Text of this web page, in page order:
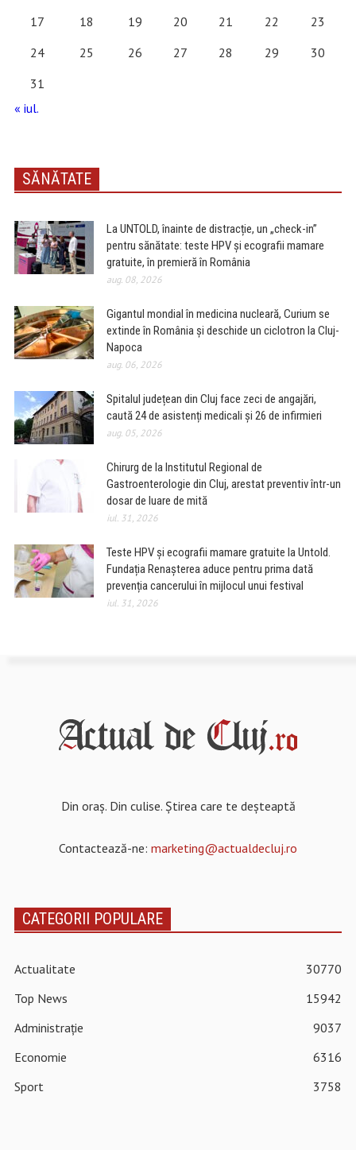
17
18 19 20 21 22
23
24
25 26 27 28 29
30
31
« iul.
SĂNĂTATE
La UNTOLD, înainte de distracție, un „check-in”
pentru sănătate: teste HPV și ecografii mamare
gratuite, în premieră în România
aug. 08, 2026
Gigantul mondial în medicina nucleară, Curium se
extinde în România și deschide un ciclotron la Cluj-
Napoca
aug. 06, 2026
Spitalul județean din Cluj face zeci de angajări,
caută 24 de asistenți medicali și 26 de infirmieri
aug. 05, 2026
Chirurg de la Institutul Regional de
Gastroenterologie din Cluj, arestat preventiv într-un
dosar de luare de mită
iul. 31, 2026
Teste HPV și ecografii mamare gratuite la Untold.
Fundația Renașterea aduce pentru prima dată
prevenția cancerului în mijlocul unui festival
iul. 31, 2026
Din oraș. Din culise. Știrea care te deșteaptă
Contactează-ne: marketing@actualdecluj.ro
CATEGORII POPULARE
Actualitate
30770
Top News
15942
Administrație
9037
Economie
6316
Sport
3758